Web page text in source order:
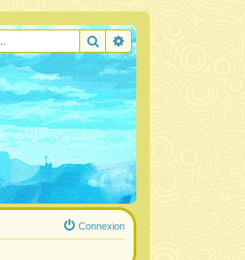
RechercherRecherche avancée
Connexion